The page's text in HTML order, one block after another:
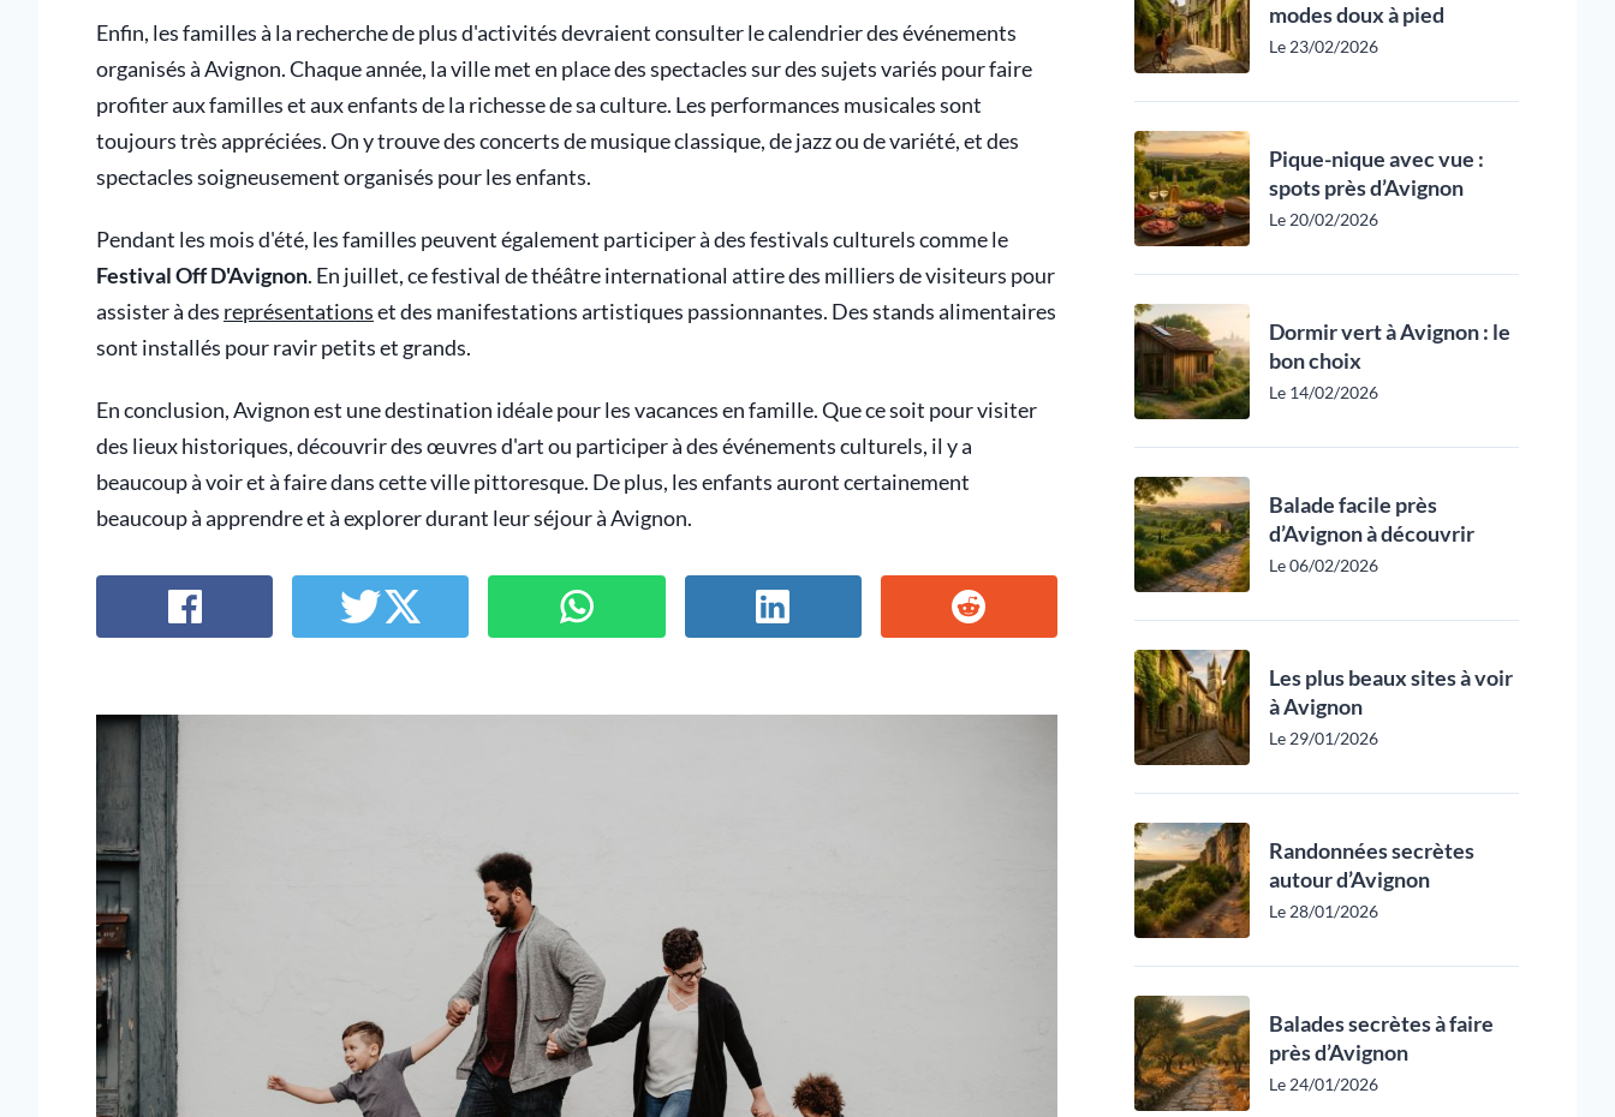
Enfin, les familles à la recherche de plus d'activités devraient consulter le calendrier des événements
organisés à Avignon. Chaque année, la ville met en place des spectacles sur des sujets variés pour faire
profiter aux familles et aux enfants de la richesse de sa culture. Les performances musicales sont
toujours très appréciées. On y trouve des concerts de musique classique, de jazz ou de variété, et des
spectacles soigneusement organisés pour les enfants.
Pendant les mois d'été, les familles peuvent également participer à des festivals culturels comme le
Festival Off D'Avignon. En juillet, ce festival de théâtre international attire des milliers de visiteurs pour
assister à des représentationset des manifestations artistiques passionnantes. Des stands alimentaires
sont installés pour ravir petits et grands.
En conclusion, Avignon est une destination idéale pour les vacances en famille. Que ce soit pour visiter
des lieux historiques, découvrir des œuvres d'art ou participer à des événements culturels, il y a
beaucoup à voir et à faire dans cette ville pittoresque. De plus, les enfants auront certainement
beaucoup à apprendre et à explorer durant leur séjour à Avignon.
modes doux à pied
Le 23/02/2026
Pique-nique avec vue :
spots près d’Avignon
Le 20/02/2026
Dormir vert à Avignon : le
bon choix
Le 14/02/2026
Balade facile près
d’Avignon à découvrir
Le 06/02/2026
Les plus beaux sites à voir
à Avignon
Le 29/01/2026
Randonnées secrètes
autour d’Avignon
Le 28/01/2026
Balades secrètes à faire
près d’Avignon
Le 24/01/2026